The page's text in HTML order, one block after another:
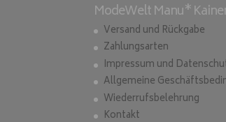
ModeWelt Manu*
Versand und Rückgabe
Zahlungsarten
Impressum und
Allgemeine
Wiederrufsbelehrung
Kontakt